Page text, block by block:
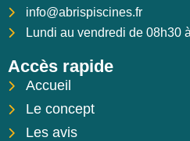
info@abrispiscines.fr
Lundi au vendredi de 08h30
Accès rapide
Accueil
Le concept
Les avis